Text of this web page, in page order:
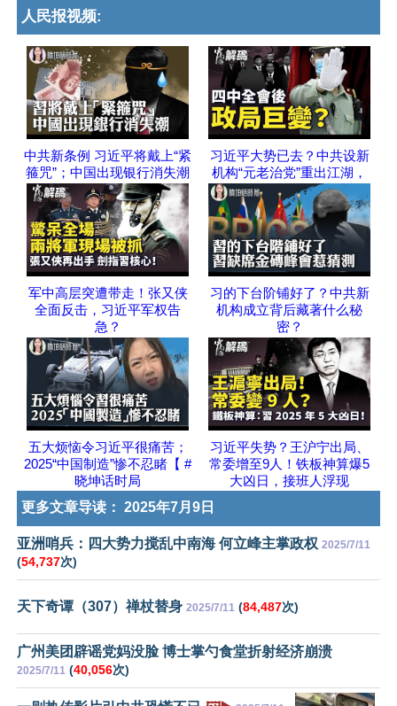
人民报视频:
中共新条例 习近平将戴上“紧
箍咒”；中国出现银行消失潮
习近平大势已去？中共设新
机构“元老治党”重出江湖，
军中高层突遭带走！张又侠
全面反击，习近平军权告
急？
习的下台阶铺好了？中共新
机构成立背后藏著什么秘
密？
五大烦恼令习近平很痛苦；
2025“中国制造”惨不忍睹【 #
晓坤话时局
习近平失势？王沪宁出局、
常委增至9人！铁板神算爆5
大凶日，接班人浮现
更多文章导读： 2025年7月9日
亚洲哨兵：四大势力搅乱中南海 何立峰主掌政权 2025/7/11
(54,737次)
天下奇谭（307）禅杖替身 2025/7/11 (84,487次)
广州美团辟谣党妈没脸 博士掌勺食堂折射经济崩溃
2025/7/11 (40,056次)